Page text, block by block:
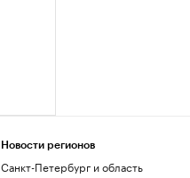
Новости регионов
Санкт-Петербург и область